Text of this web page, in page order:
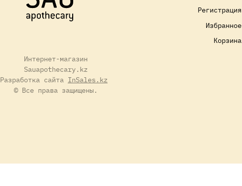
Интернет-магазин
Sauapothecary.kz
Разработка сайта InSales.kz
© Все права защищены.
Регистрация
Избранное
Корзина